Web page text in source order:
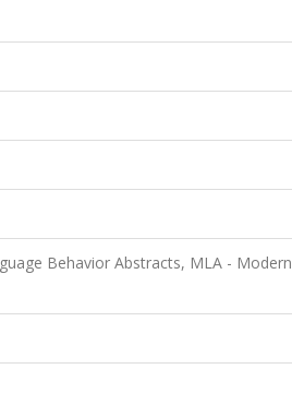
Behavior Abstracts, MLA - Modern